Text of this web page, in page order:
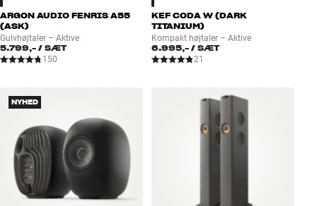
ARGON AUDIO FENRIS A55
(ASK)
Gulvhøjtaler – Aktive
5.799,- / SÆT
150
KEF CODA W (DARK
TITANIUM)
Kompakt højtaler – Aktive
6.995,- / SÆT
21
NYHED